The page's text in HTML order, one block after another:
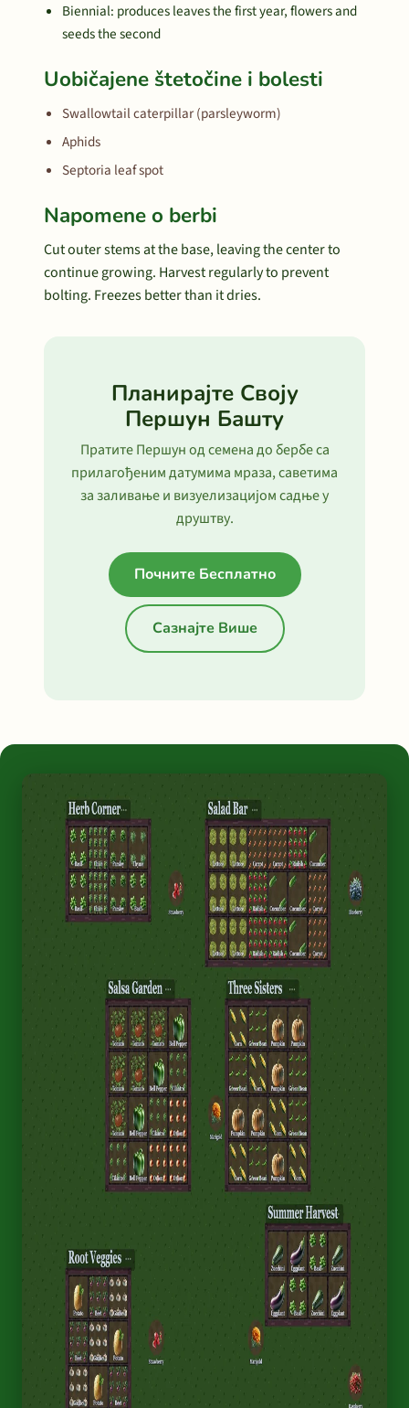
Biennial: produces leaves the first year, flowers and
seeds the second
Uobičajene štetočine i bolesti
Swallowtail caterpillar (parsleyworm)
Aphids
Septoria leaf spot
Napomene o berbi
Cut outer stems at the base, leaving the center to
continue growing. Harvest regularly to prevent
bolting. Freezes better than it dries.
Планирајте Своју
Першун Башту
Пратите Першун од семена до бербе са
прилагођеним датумима мраза, саветима
за заливање и визуелизацијом садње у
друштву.
Почните Бесплатно
Сазнајте Више